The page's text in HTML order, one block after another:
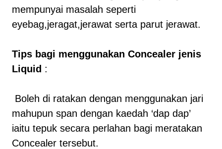
mempunyai masalah seperti
eyebag,jeragat,jerawat serta parut jerawat.
Tips bagi menggunakan Concealer jenis
Liquid :
Boleh di ratakan dengan menggunakan jari
mahupun span dengan kaedah ‘dap dap’
iaitu tepuk secara perlahan bagi meratakan
Concealer tersebut.